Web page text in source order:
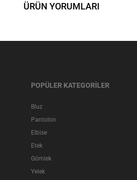
ÜRÜN YORUMLARI
POPÜLER KATEGORİLER
Bluz
Pantolon
Elbise
Etek
Gömlek
Yelek